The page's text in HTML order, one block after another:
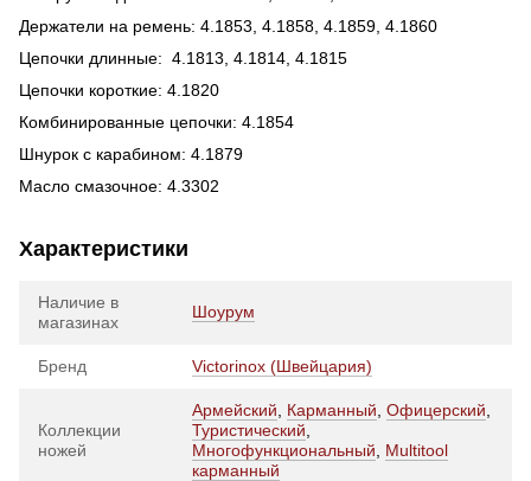
Держатели на ремень: 4.1853, 4.1858, 4.1859, 4.1860
Цепочки длинные: 4.1813, 4.1814, 4.1815
Цепочки короткие: 4.1820
Комбинированные цепочки: 4.1854
Шнурок с карабином: 4.1879
Масло смазочное: 4.3302
Характеристики
Наличие в
магазинах
Шоурум
Бренд Victorinox (Швейцария)
Коллекции
ножей
Армейский Карманный Офицерский
Туристический
Многофункциональный
Multitool
карманный